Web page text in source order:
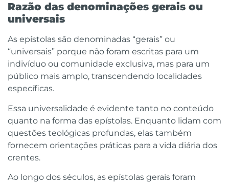
Razão das denominações gerais ou
universais
As epístolas são denominadas “gerais” ou
“universais” porque não foram escritas para um
indivíduo ou comunidade exclusiva, mas para um
público mais amplo, transcendendo localidades
específicas.
Essa universalidade é evidente tanto no conteúdo
quanto na forma das epístolas. Enquanto lidam com
questões teológicas profundas, elas também
fornecem orientações práticas para a vida diária dos
crentes.
Ao longo dos séculos, as epístolas gerais foram